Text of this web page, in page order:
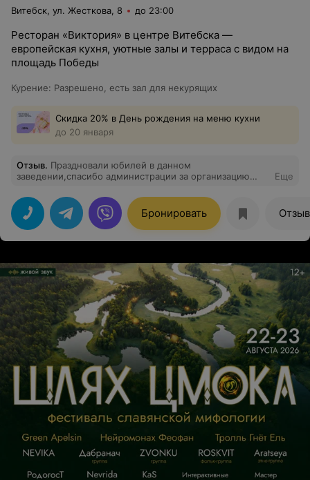
Витебск, ул. Жесткова, 8 до 23:00
Ресторан «Виктория» в центре Витебска —
европейская кухня, уютные залы и терраса с видом на
площадь Победы
Курение: Разрешено, есть зал для некурящих
Скидка 20% в День рождения на меню кухни
до 20 января
Отзыв. Праздновали юбилей в данном
заведении,спасибо администрации за организацию
повару за вкусную еду! Отдельная благодарность
музыкантам за поздравления!
Еще
Бронировать